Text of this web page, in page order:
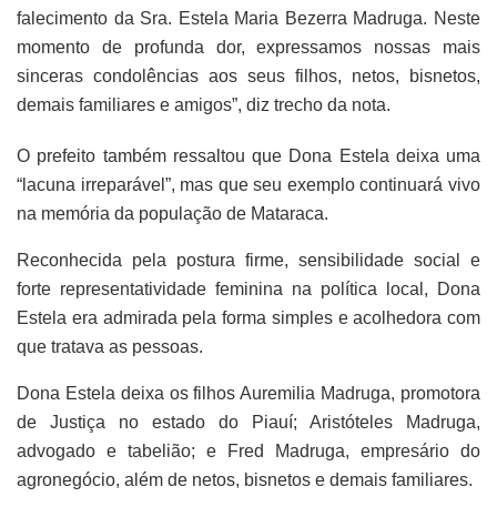
falecimento da Sra. Estela Maria Bezerra Madruga. Neste
momento de profunda dor, expressamos nossas mais
sinceras condolências aos seus filhos, netos, bisnetos,
demais familiares e amigos”, diz trecho da nota.
O prefeito também ressaltou que Dona Estela deixa uma
“lacuna irreparável”, mas que seu exemplo continuará vivo
na memória da população de Mataraca.
Reconhecida pela postura firme, sensibilidade social e
forte representatividade feminina na política local, Dona
Estela era admirada pela forma simples e acolhedora com
que tratava as pessoas.
Dona Estela deixa os filhos Auremilia Madruga, promotora
de Justiça no estado do Piauí; Aristóteles Madruga,
advogado e tabelião; e Fred Madruga, empresário do
agronegócio, além de netos, bisnetos e demais familiares.